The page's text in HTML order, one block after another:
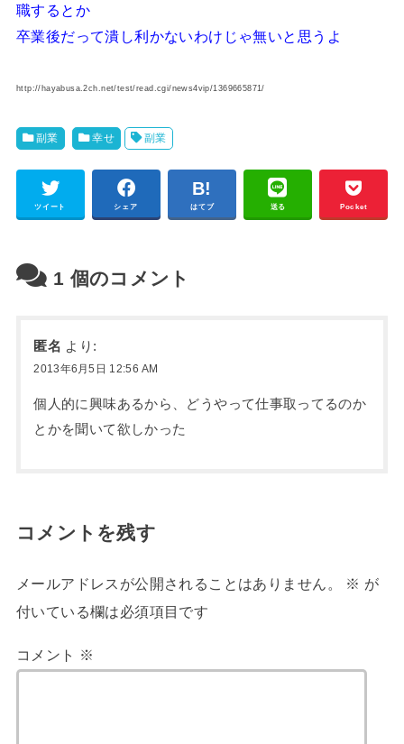
職するとか
卒業後だって潰し利かないわけじゃ無いと思うよ
http://hayabusa.2ch.net/test/read.cgi/news4vip/1369665871/
副業 幸せ 副業
ツイート シェア はてブ 送る Pocket
1 個のコメント
匿名 より:
2013年6月5日 12:56 AM
個人的に興味あるから、どうやって仕事取ってるのか
とかを聞いて欲しかった
コメントを残す
メールアドレスが公開されることはありません。 ※ が
付いている欄は必須項目です
コメント ※